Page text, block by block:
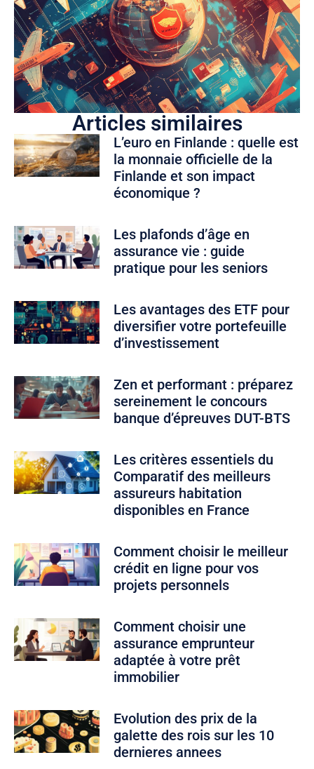
Articles similaires
L’euro en Finlande : quelle est
la monnaie officielle de la
Finlande et son impact
économique ?
Les plafonds d’âge en
assurance vie : guide
pratique pour les seniors
Les avantages des ETF pour
diversifier votre portefeuille
d’investissement
Zen et performant : préparez
sereinement le concours
banque d’épreuves DUT-BTS
Les critères essentiels du
Comparatif des meilleurs
assureurs habitation
disponibles en France
Comment choisir le meilleur
crédit en ligne pour vos
projets personnels
Comment choisir une
assurance emprunteur
adaptée à votre prêt
immobilier
Evolution des prix de la
galette des rois sur les 10
dernieres annees